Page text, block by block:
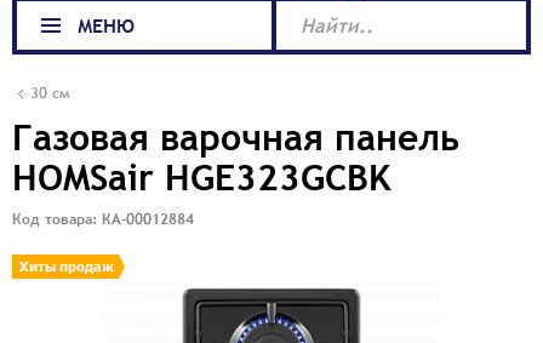
30 см
Газовая варочная панель
HOMSair HGE323GCBK
Код товара: КА-00012884
Хиты продаж
МЕНЮ Найти..